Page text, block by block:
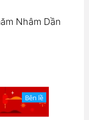
Nhâm Dần
Bên lề